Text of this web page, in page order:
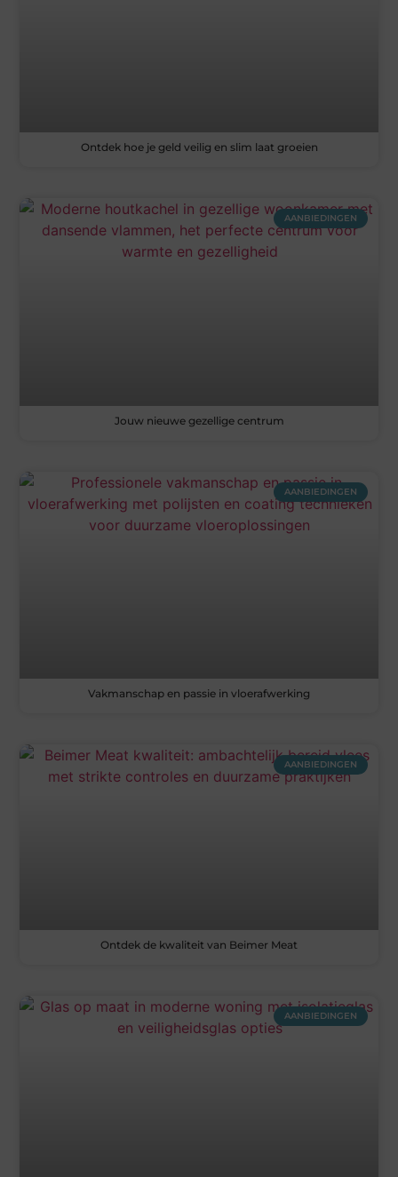
Ontdek hoe je geld veilig en slim laat groeien
AANBIEDINGEN
Jouw nieuwe gezellige centrum
AANBIEDINGEN
Vakmanschap en passie in vloerafwerking
AANBIEDINGEN
Ontdek de kwaliteit van Beimer Meat
AANBIEDINGEN